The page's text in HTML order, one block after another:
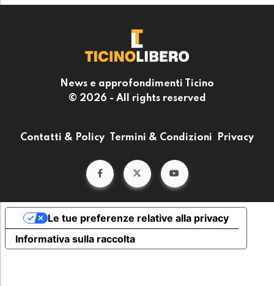
News e approfondimenti Ticino
© 2026 - All rights reserved
Contatti & Policy Termini & Condizioni Privacy
Informativa sulla raccolta
Le tue preferenze relative alla privacy